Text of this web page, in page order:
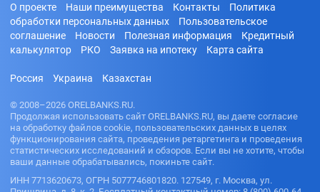
О проекте Наши преимущества Контакты
Политика
обработки персональных данных
Пользовательское
соглашение
Новости Полезная информация
Кредитный
калькулятор
РКО Заявка на ипотеку Карта сайта
Россия Украина Казахстан
© 2008–2026 ORELBANKS.RU.
Продолжая использовать сайт ORELBANKS.RU, вы даете согласие
на обработку файлов cookie, пользовательских данных в целях
функционирования сайта, проведения ретаргетинга и проведения
статистических исследований и обзоров. Если вы не хотите, чтобы
ваши данные обрабатывались, покиньте сайт.
ИНН 7713620673, ОГРН 5077746801820. 127549, г. Москва, ул.